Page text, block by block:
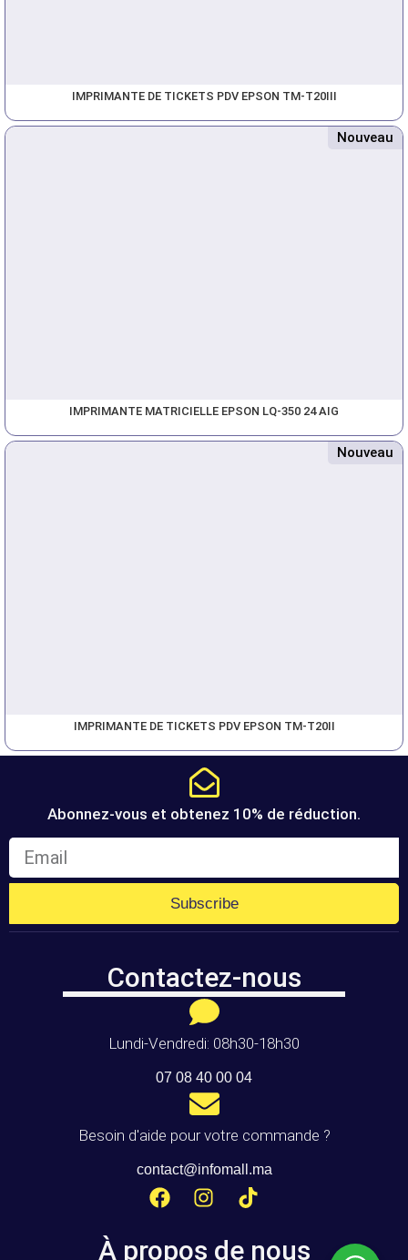
IMPRIMANTE DE TICKETS PDV EPSON TM-T20III
Nouveau
IMPRIMANTE MATRICIELLE EPSON LQ-350 24 AIG
Nouveau
IMPRIMANTE DE TICKETS PDV EPSON TM-T20II
Abonnez-vous et obtenez 10% de réduction.
Subscribe
Contactez-nous
Lundi-Vendredi: 08h30-18h30
07 08 40 00 04
Besoin d'aide pour votre commande ?
contact@infomall.ma
À propos de nous